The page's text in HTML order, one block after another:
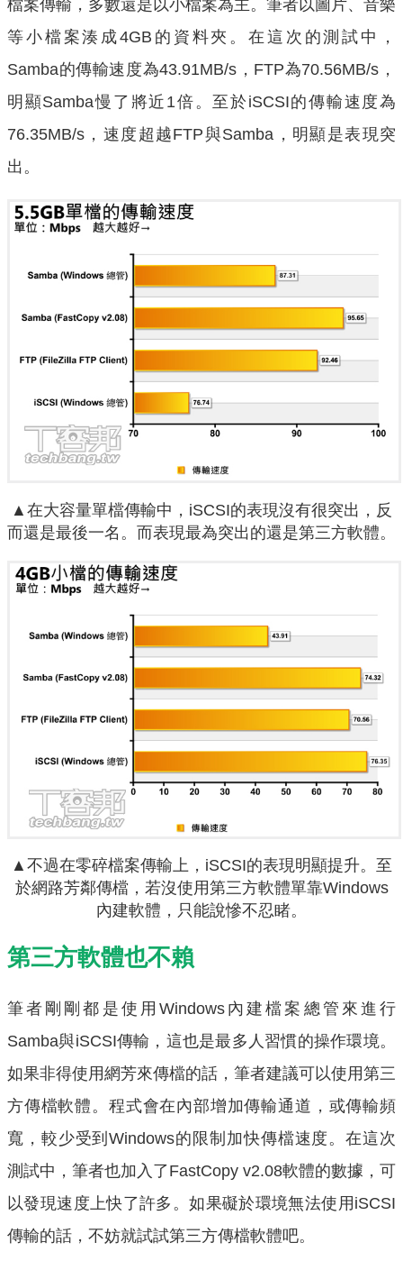
檔案傳輸，多數還是以小檔案為主。筆者以圖片、音樂
等小檔案湊成4GB的資料夾。在這次的測試中，
Samba的傳輸速度為43.91MB/s，FTP為70.56MB/s，
明顯Samba慢了將近1倍。至於iSCSI的傳輸速度為
76.35MB/s，速度超越FTP與Samba，明顯是表現突
出。
▲在大容量單檔傳輸中，iSCSI的表現沒有很突出，反
而還是最後一名。而表現最為突出的還是第三方軟體。
▲不過在零碎檔案傳輸上，iSCSI的表現明顯提升。至
於網路芳鄰傳檔，若沒使用第三方軟體單靠Windows
內建軟體，只能說慘不忍睹。
第三方軟體也不賴
筆者剛剛都是使用Windows內建檔案總管來進行
Samba與iSCSI傳輸，這也是最多人習慣的操作環境。
如果非得使用網芳來傳檔的話，筆者建議可以使用第三
方傳檔軟體。程式會在內部增加傳輸通道，或傳輸頻
寬，較少受到Windows的限制加快傳檔速度。在這次
測試中，筆者也加入了FastCopy v2.08軟體的數據，可
以發現速度上快了許多。如果礙於環境無法使用iSCSI
傳輸的話，不妨就試試第三方傳檔軟體吧。